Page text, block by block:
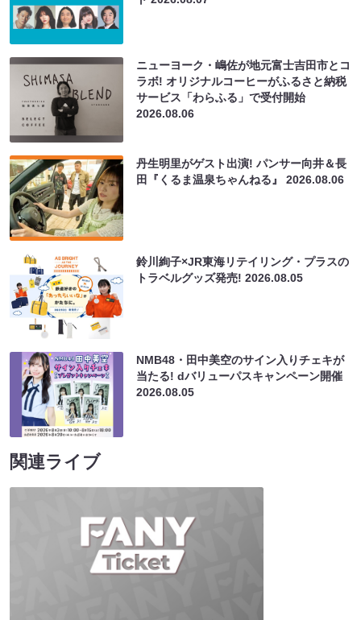
ニューヨーク・嶋佐が地元富士吉田市とコ
ラボ! オリジナルコーヒーがふるさと納税
サービス「わらふる」で受付開始
2026.08.06
丹生明里がゲスト出演! パンサー向井＆長
田『くるま温泉ちゃんねる』2026.08.06
鈴川絢子×JR東海リテイリング・プラスの
トラベルグッズ発売!2026.08.05
NMB48・田中美空のサイン入りチェキが
当たる! dバリューパスキャンペーン開催
2026.08.05
関連ライブ